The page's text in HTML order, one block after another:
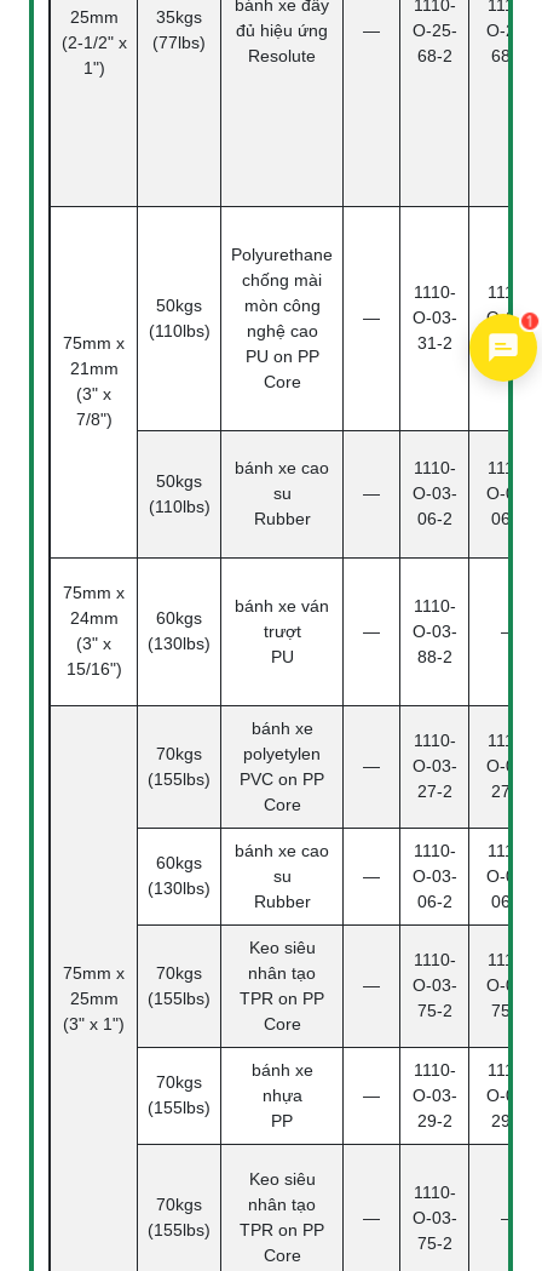
25mm
(2-1/2" x
1")
35kgs
(77lbs)
bánh xe đầy
đủ hiệu ứng
Resolute
—
1110-
O-25-
68-2
1110-
O-25-
68-4
75mm x
21mm
(3" x
7/8")
50kgs
(110lbs)
Polyurethane
chống mài
mòn công
nghệ cao
PU on PP
Core
—
1110-
O-03-
31-2
1110-
O-03-
31-4
50kgs
(110lbs)
bánh xe cao
su
Rubber
—
1110-
O-03-
06-2
1110-
O-03-
06-4
75mm x
24mm
(3" x
15/16")
60kgs
(130lbs)
bánh xe ván
trượt
PU
—
1110-
O-03-
88-2
—
75mm x
25mm
(3" x 1")
70kgs
(155lbs)
bánh xe
polyetylen
PVC on PP
Core
—
1110-
O-03-
27-2
1110-
O-03-
27-4
60kgs
(130lbs)
bánh xe cao
su
Rubber
—
1110-
O-03-
06-2
1110-
O-03-
06-4
70kgs
(155lbs)
Keo siêu
nhân tạo
TPR on PP
Core
—
1110-
O-03-
75-2
1110-
O-03-
75-4
70kgs
(155lbs)
bánh xe
nhựa
PP
—
1110-
O-03-
29-2
1110-
O-03-
29-4
70kgs
(155lbs)
Keo siêu
nhân tạo
TPR on PP
Core
—
1110-
O-03-
75-2
—
1